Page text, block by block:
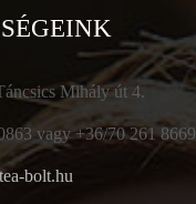
Mihály út 4.
vagy +36/70 261 8669
bolt.hu